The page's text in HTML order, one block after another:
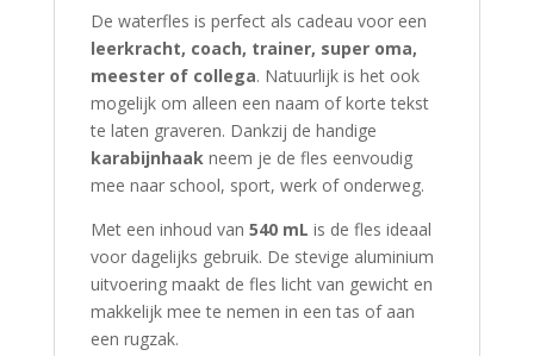
De waterfles is perfect als cadeau voor een
leerkracht, coach, trainer, super oma,
meester of collega. Natuurlijk is het ook
mogelijk om alleen een naam of korte tekst
te laten graveren. Dankzij de handige
karabijnhaakneem je de fles eenvoudig
mee naar school, sport, werk of onderweg.
Met een inhoud van 540 mL is de fles ideaal
voor dagelijks gebruik. De stevige aluminium
uitvoering maakt de fles licht van gewicht en
makkelijk mee te nemen in een tas of aan
een rugzak.